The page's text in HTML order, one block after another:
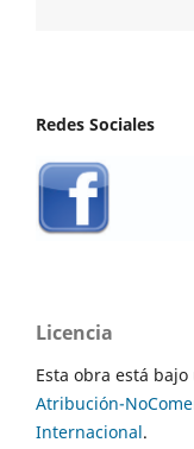
Redes Sociales
Licencia
Esta obra está bajo
Atribución-
Internacional.